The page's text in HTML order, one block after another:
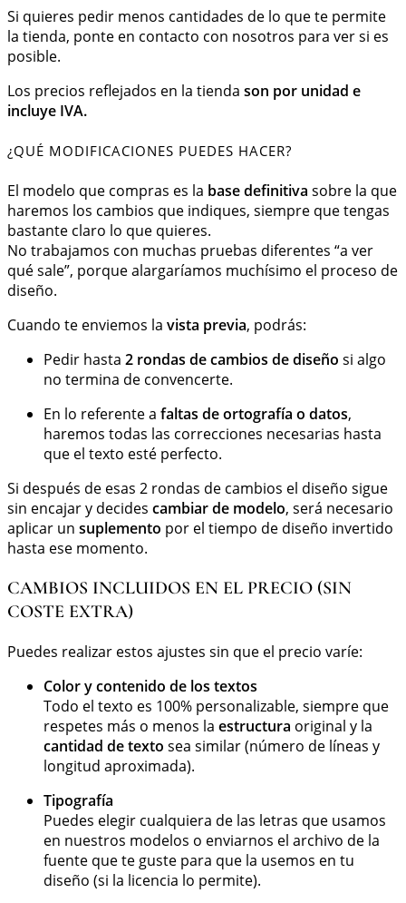
Si quieres pedir menos cantidades de lo que te permite
la tienda, ponte en contacto con nosotros para ver si es
posible.
Los precios reflejados en la tienda son por unidad e
incluye IVA.
¿QUÉ MODIFICACIONES PUEDES HACER?
El modelo que compras es la base definitiva sobre la que
haremos los cambios que indiques, siempre que tengas
bastante claro lo que quieres.
No trabajamos con muchas pruebas diferentes “a ver
qué sale”, porque alargaríamos muchísimo el proceso de
diseño.
Cuando te enviemos la vista previa, podrás:
Pedir hasta 2 rondas de cambios de diseño si algo
no termina de convencerte.
En lo referente a faltas de ortografía o datos,
haremos todas las correcciones necesarias hasta
que el texto esté perfecto.
Si después de esas 2 rondas de cambios el diseño sigue
sin encajar y decides cambiar de modelo, será necesario
aplicar un suplemento por el tiempo de diseño invertido
hasta ese momento.
CAMBIOS INCLUIDOS EN EL PRECIO (SIN
COSTE EXTRA)
Puedes realizar estos ajustes sin que el precio varíe:
Color y contenido de los textos
Todo el texto es 100% personalizable, siempre que
respetes más o menos la estructura original y la
cantidad de texto sea similar (número de líneas y
longitud aproximada).
Tipografía
Puedes elegir cualquiera de las letras que usamos
en nuestros modelos o enviarnos el archivo de la
fuente que te guste para que la usemos en tu
diseño (si la licencia lo permite).